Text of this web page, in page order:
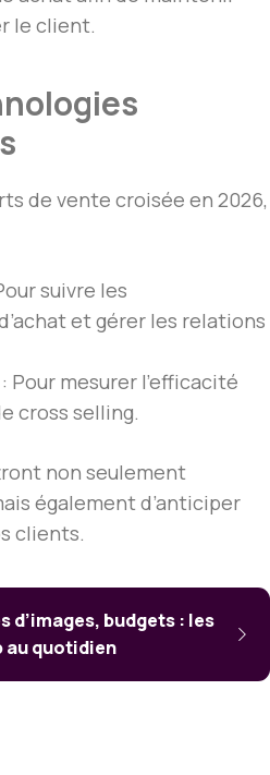
le client.
de vente croisée en 2026,
suivre les
et gérer les relations
: Pour mesurer l’efficacité
cross selling.
non seulement
également d’anticiper
clients.
d’images, budgets : les
au quotidien